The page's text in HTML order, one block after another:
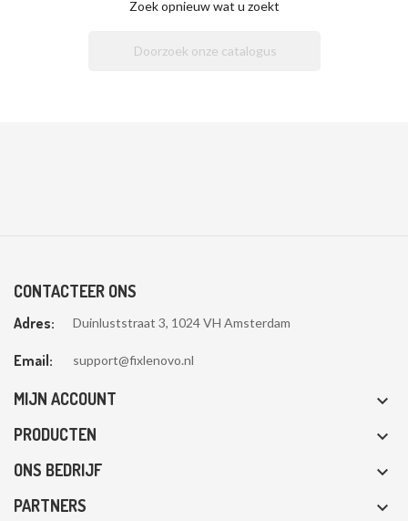
Zoek opnieuw wat u zoekt
CONTACTEER ONS
Adres: Duinluststraat 3, 1024 VH Amsterdam
Email: support@fixlenovo.nl
MIJN ACCOUNT 
PRODUCTEN 
ONS BEDRIJF 
PARTNERS 